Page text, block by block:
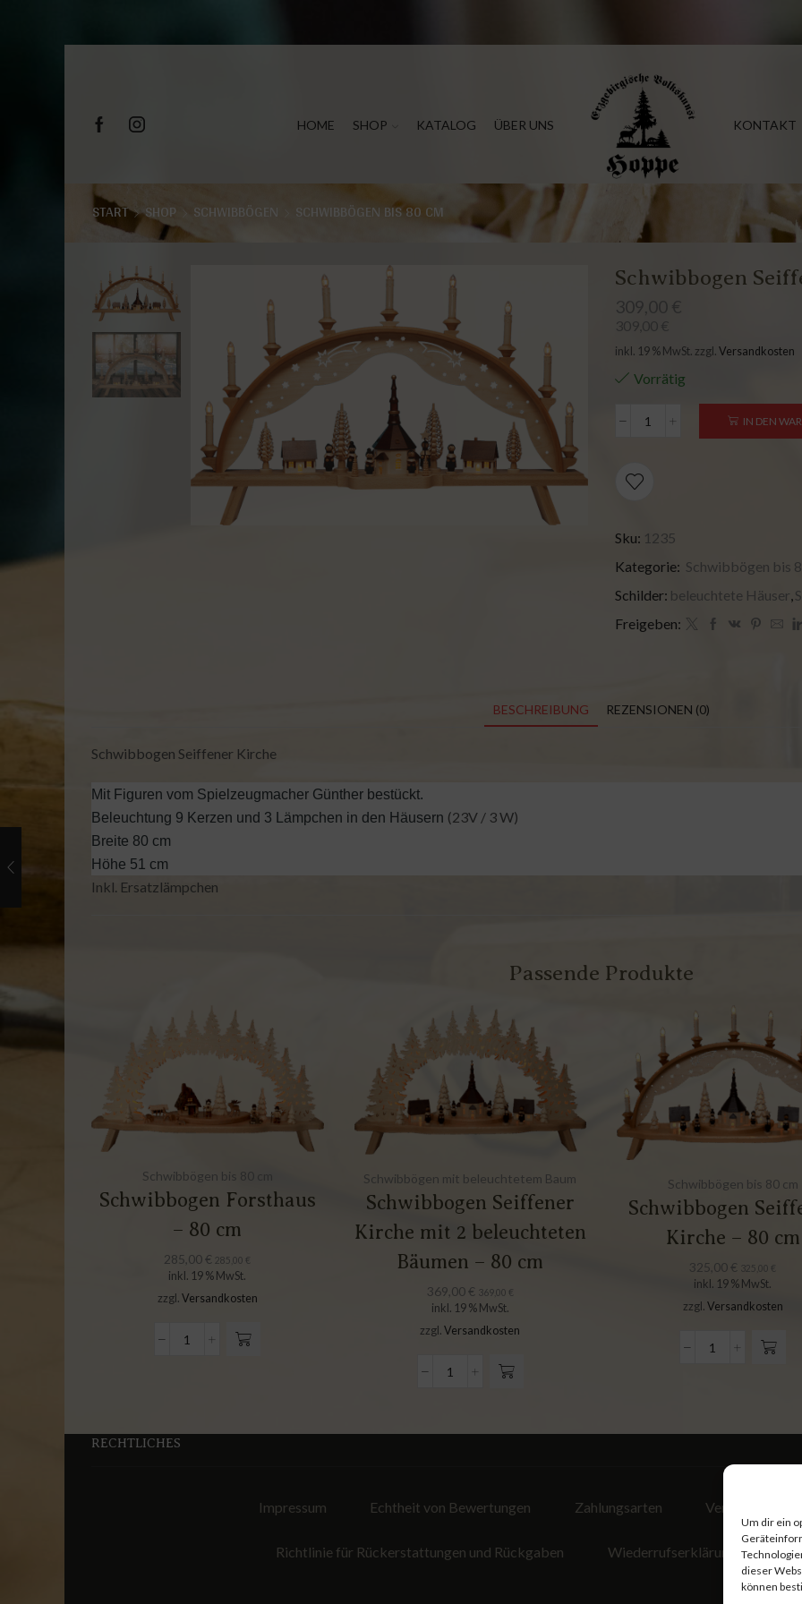
Um dir ein
dieser
können
HOME SHOP KATALOG ÜBER UNS KONTAKT
START SHOP SCHWIBBÖGEN SCHWIBBÖGEN BIS 80 CM
Schwibbogen
309,00 €
309,00
inkl. 19 % MwSt. zzgl. Versandkosten
Vorrätig
IN DEN
Sku: 1235
Kategorie: Schwibbögen bis
Schilder: beleuchtete Häuser,
Freigeben:
BESCHREIBUNG REZENSIONEN (0)
Schwibbogen Seiffener Kirche
Mit Figuren vom Spielzeugmacher Günther bestückt.
Beleuchtung 9 Kerzen und 3 Lämpchen in den Häusern (23V / 3 W)
Breite 80 cm
Höhe 51 cm
Inkl. Ersatzlämpchen
Passende Produkte
Schwibbögen bis 80 cm
Schwibbogen Forsthaus
– 80 cm
285,00 € 285,00 €
inkl. 19 % MwSt.
zzgl. Versandkosten
Schwibbögen mit beleuchtetem Baum
Schwibbogen Seiffener
Kirche mit 2 beleuchteten
Bäumen – 80 cm
369,00 € 369,00 €
inkl. 19 % MwSt.
zzgl.Versandkosten
Schwibbögen bis 80 cm
Schwibbogen
Kirche – 80 cm
325,00 € 325,00 €
inkl. 19 % MwSt.
zzgl. Versandkosten
RECHTLICHES
Impressum Echtheit von Bewertungen Zahlungsarten Versandarten
Richtlinie für Rückerstattungen und Rückgaben Wiederrufserklärung